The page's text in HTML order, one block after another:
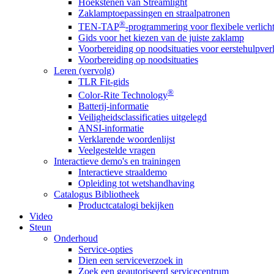
Zaklamptoepassingen en straalpatronen
TEN-TAP®-programmering voor flexibele
Gids voor het kiezen van de juiste zaklamp
Voorbereiding op noodsituaties voor
Voorbereiding op noodsituaties
Leren (vervolg)
TLR Fit-gids
Color-Rite Technology®
Batterij-informatie
Veiligheidsclassificaties uitgelegd
ANSI-informatie
Verklarende woordenlijst
Veelgestelde vragen
Interactieve demo's en trainingen
Interactieve straaldemo
Opleiding tot wetshandhaving
Catalogus Bibliotheek
Productcatalogi bekijken
Video
Steun
Onderhoud
Service-opties
Dien een serviceverzoek in
Zoek een geautoriseerd servicecentrum